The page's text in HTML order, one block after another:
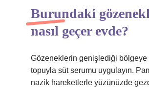
Burundaki
nasıl geçer evde?
Gözeneklerin genişlediği bölgeye
topuyla süt serumu uygulayın.
nazik hareketlerle yüzünüzde